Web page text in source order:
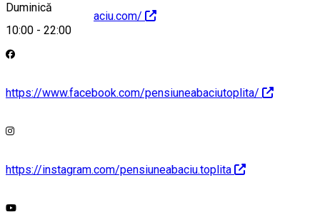
Duminică
10:00 - 22:00
http://pensiuneabaciu.com/
https://www.facebook.com/pensiuneabaciutoplita/
https://instagram.com/pensiuneabaciu.toplita